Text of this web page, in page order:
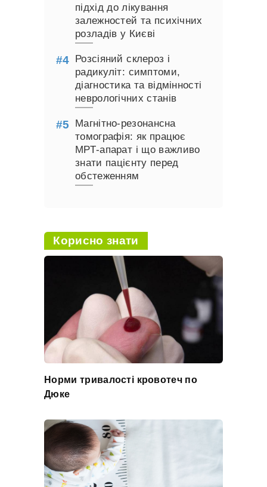
підхід до лікування
залежностей та психічних
розладів у Києві
Розсіяний склероз і
радикуліт: симптоми,
діагностика та відмінності
неврологічних станів
Магнітно-резонансна
томографія: як працює
МРТ-апарат і що важливо
знати пацієнту перед
обстеженням
Корисно знати
Норми тривалості кровотеч по
Дюке